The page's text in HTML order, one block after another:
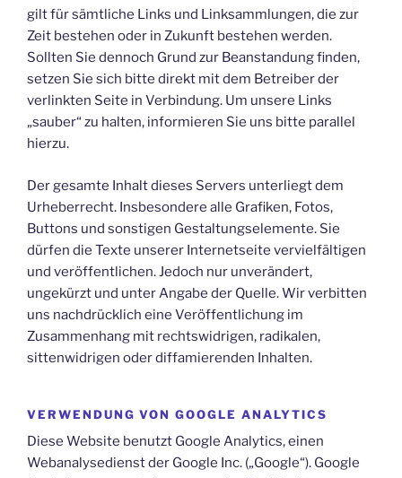
gilt für sämtliche Links und Linksammlungen, die zur
Zeit bestehen oder in Zukunft bestehen werden.
Sollten Sie dennoch Grund zur Beanstandung finden,
setzen Sie sich bitte direkt mit dem Betreiber der
verlinkten Seite in Verbindung. Um unsere Links
„sauber“ zu halten, informieren Sie uns bitte parallel
hierzu.
Der gesamte Inhalt dieses Servers unterliegt dem
Urheberrecht. Insbesondere alle Grafiken, Fotos,
Buttons und sonstigen Gestaltungselemente. Sie
dürfen die Texte unserer Internetseite vervielfältigen
und veröffentlichen. Jedoch nur unverändert,
ungekürzt und unter Angabe der Quelle. Wir verbitten
uns nachdrücklich eine Veröffentlichung im
Zusammenhang mit rechtswidrigen, radikalen,
sittenwidrigen oder diffamierenden Inhalten.
VERWENDUNG VON GOOGLE ANALYTICS
Diese Website benutzt Google Analytics, einen
Webanalysedienst der Google Inc. („Google“). Google